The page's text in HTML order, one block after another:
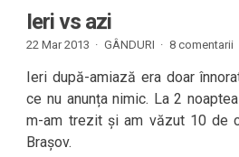
Ieri vs azi
22 Mar 2013 · GÂNDURI · 8 comentarii
Ieri după-amiază era doar
ce nu anunța nimic. La 2
m-am trezit și am văzut 10 de
Brașov.